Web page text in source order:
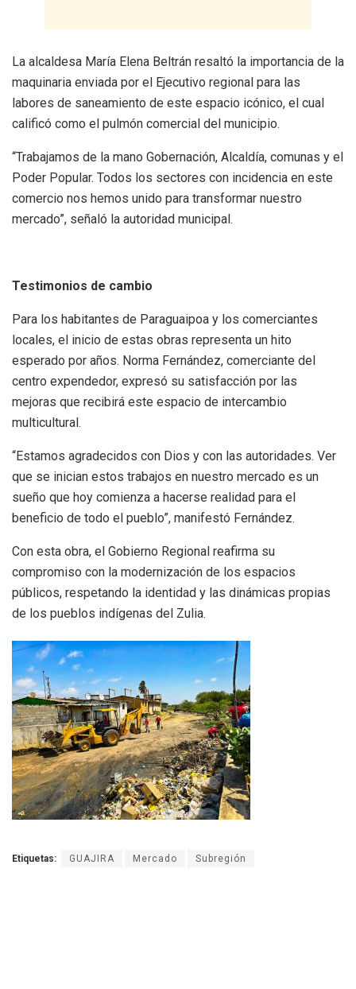
​La alcaldesa María Elena Beltrán resaltó la importancia de la
maquinaria enviada por el Ejecutivo regional para las
labores de saneamiento de este espacio icónico, el cual
calificó como el pulmón comercial del municipio.
​“Trabajamos de la mano Gobernación, Alcaldía, comunas y el
Poder Popular. Todos los sectores con incidencia en este
comercio nos hemos unido para transformar nuestro
mercado”, señaló la autoridad municipal.
​Testimonios de cambio
​Para los habitantes de Paraguaipoa y los comerciantes
locales, el inicio de estas obras representa un hito
esperado por años. Norma Fernández, comerciante del
centro expendedor, expresó su satisfacción por las
mejoras que recibirá este espacio de intercambio
multicultural.
​“Estamos agradecidos con Dios y con las autoridades. Ver
que se inician estos trabajos en nuestro mercado es un
sueño que hoy comienza a hacerse realidad para el
beneficio de todo el pueblo”, manifestó Fernández.
​Con esta obra, el Gobierno Regional reafirma su
compromiso con la modernización de los espacios
públicos, respetando la identidad y las dinámicas propias
de los pueblos indígenas del Zulia.
Etiquetas: GUAJIRA Mercado Subregión